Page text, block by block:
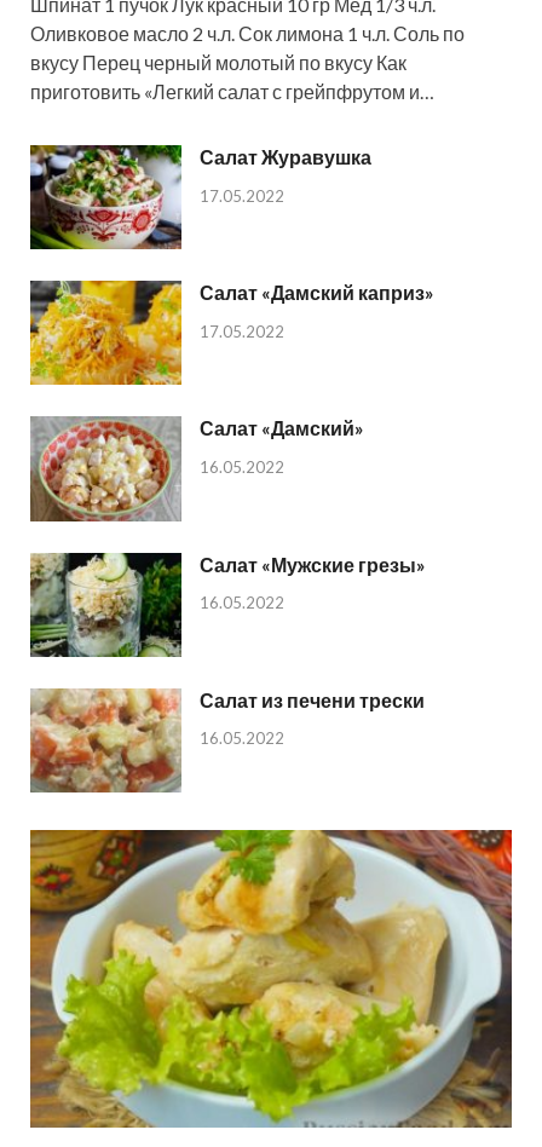
Оливковое масло 2 ч.л. Сок лимона 1 ч.л. Соль по
вкусу Перец черный молотый по вкусу Как
приготовить «Легкий салат с грейпфрутом и…
Салат Журавушка
17.05.2022
Салат «Дамский каприз»
17.05.2022
Салат «Дамский»
16.05.2022
Салат «Мужские грезы»
16.05.2022
Салат из печени трески
16.05.2022